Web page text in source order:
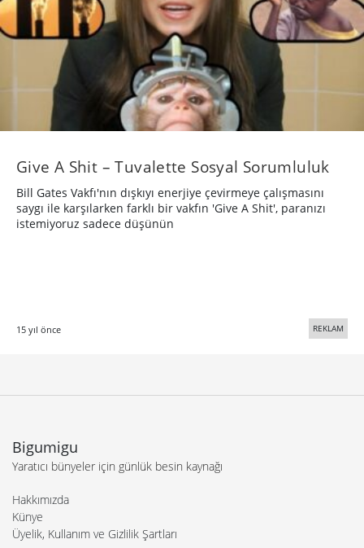
Give A Shit – Tuvalette Sosyal Sorumluluk
Bill Gates Vakfı'nın dışkıyı enerjiye çevirmeye çalışmasını
saygı ile karşılarken farklı bir vakfın 'Give A Shit', paranızı
istemiyoruz sadece düşünün
15 yıl önce REKLAM
Bigumigu
Yaratıcı bünyeler için günlük besin kaynağı
Hakkımızda
Künye
Üyelik, Kullanım ve Gizlilik Şartları